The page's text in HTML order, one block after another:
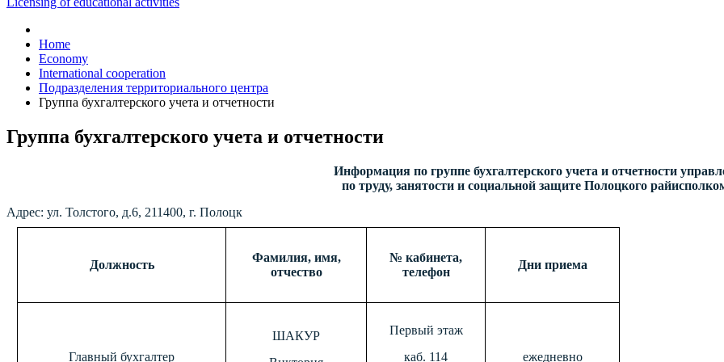
Home
Economy
International cooperation
Подразделения территориального центра
Группа бухгалтерского учета и отчетности
Группа бухгалтерского учета и отчетности
Информация по группе бухгалтерского учета и отчетности
по труду, занятости и социальной защите Полоцкого
Адрес: ул. Толстого, д.6, 211400, г. Полоцк
Должность
Фамилия, имя,
отчество
№ кабинета,
телефон
Дни приема
Главный бухгалтер
ШАКУР
Первый этаж
каб. 114
ежедневно